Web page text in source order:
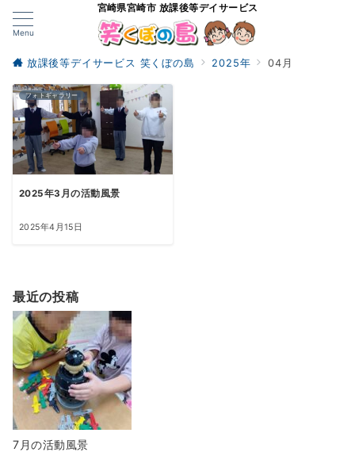
Menu
宮崎県宮崎市 放課後等デイサービス
放課後等デイサービス 笑くぼの島 2025年 04月
フォトギャラリー
2025年3月の活動風景
2025年4月15日
最近の投稿
7月の活動風景